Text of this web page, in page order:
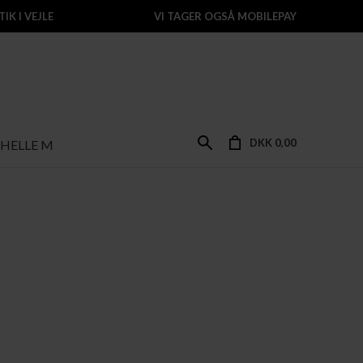
I VEJLE VI TAGER OGSÅ MOBILEPAY
HELLE M DKK 0,00